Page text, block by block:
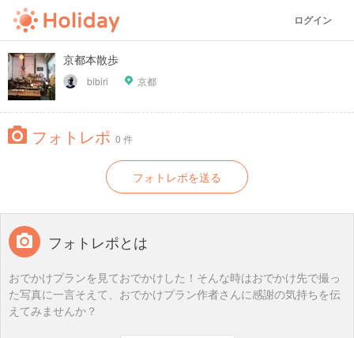
ログイン
京都本散歩
bibiri 京都
フォトレポ 0 件
フォトレポを送る
フォトレポとは
おでかけプランを見ておでかけした！そんな時はおでかけ先で撮っ
た写真に一言そえて、おでかけプラン作者さんに感謝の気持ちを伝
えてみませんか？